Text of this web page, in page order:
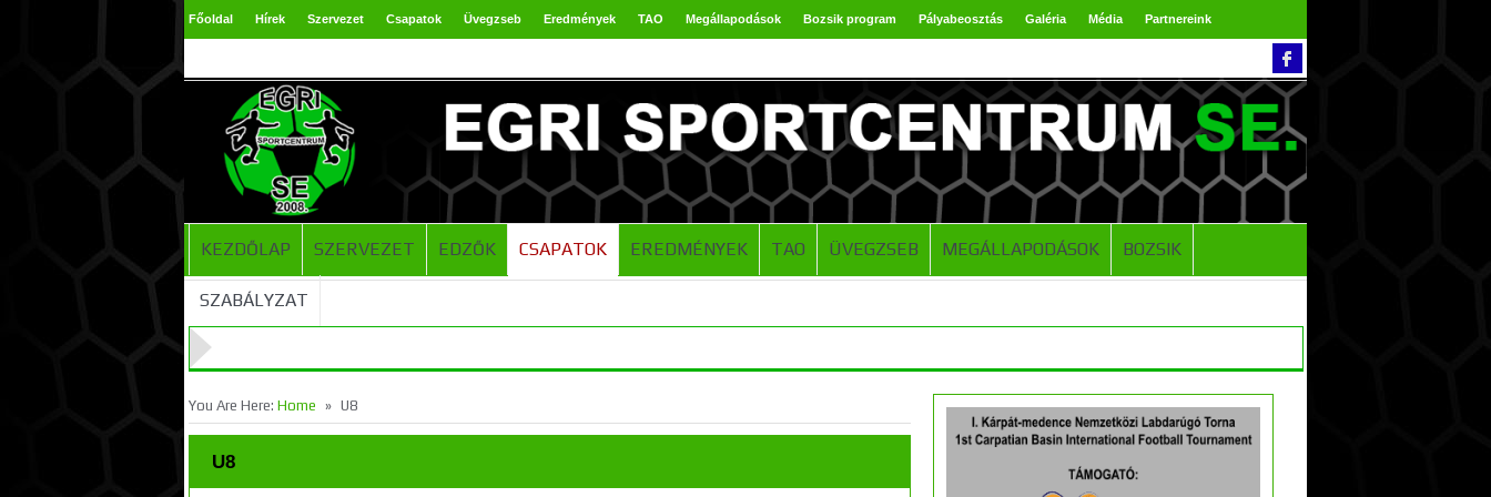
Főoldal Hírek Szervezet Csapatok Üvegzseb Eredmények TAO Megállapodások Bozsik program Pályabeosztás Galéria Média Partnereink
KEZDŐLAP SZERVEZET EDZŐK CSAPATOK EREDMÉNYEK TAO ÜVEGZSEB MEGÁLLAPODÁSOK BOZSIK
SZABÁLYZAT
You Are Here: Home » U8
U8